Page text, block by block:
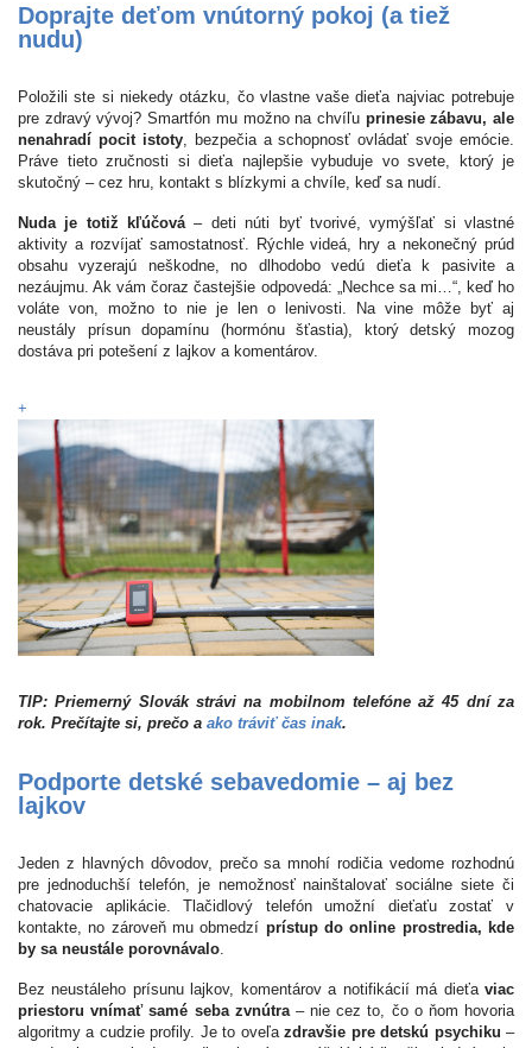
Doprajte deťom vnútorný pokoj (a tiež
nudu)
Položili ste si niekedy otázku, čo vlastne vaše dieťa najviac potrebuje
pre zdravý vývoj? Smartfón mu možno na chvíľu prinesie zábavu, ale
nenahradí pocit istoty, bezpečia a schopnosť ovládať svoje emócie.
Práve tieto zručnosti si dieťa najlepšie vybuduje vo svete, ktorý je
skutočný – cez hru, kontakt s blízkymi a chvíle, keď sa nudí.
Nuda je totiž kľúčová – deti núti byť tvorivé, vymýšľať si vlastné
aktivity a rozvíjať samostatnosť. Rýchle videá, hry a nekonečný prúd
obsahu vyzerajú neškodne, no dlhodobo vedú dieťa k pasivite a
nezáujmu. Ak vám čoraz častejšie odpovedá: „Nechce sa mi…“, keď ho
voláte von, možno to nie je len o lenivosti. Na vine môže byť aj
neustály prísun dopamínu (hormónu šťastia), ktorý detský mozog
dostáva pri potešení z lajkov a komentárov.
+
TIP: Priemerný Slovák strávi na mobilnom telefóne až 45 dní za
rok. Prečítajte si, prečo a ako tráviť čas inak.
Podporte detské sebavedomie – aj bez
lajkov
Jeden z hlavných dôvodov, prečo sa mnohí rodičia vedome rozhodnú
pre jednoduchší telefón, je nemožnosť nainštalovať sociálne siete či
chatovacie aplikácie. Tlačidlový telefón umožní dieťaťu zostať v
kontakte, no zároveň mu obmedzí prístup do online prostredia, kde
by sa neustále porovnávalo.
Bez neustáleho prísunu lajkov, komentárov a notifikácií má dieťa viac
priestoru vnímať samé seba zvnútra– nie cez to, čo o ňom hovoria
algoritmy a cudzie profily. Je to oveľazdravšie pre detskú psychiku –